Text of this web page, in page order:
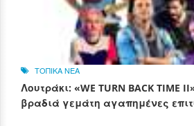
ΤΟΠΙΚΑ ΝΕΑ
Λουτράκι: «WE TURN BACK TIME
βραδιά γεμάτη αγαπημένες